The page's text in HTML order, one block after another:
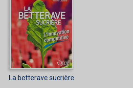
La betterave sucrière